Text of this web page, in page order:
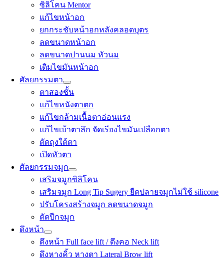
ซิลิโคน Mentor
แก้ไขหน้าอก
ยกกระชับหน้าอกหลังคลอดบุตร
ลดขนาดหน้าอก
ลดขนาดปานนม หัวนม
เติมไขมันหน้าอก
ศัลยกรรมตา
ตาสองชั้น
แก้ไขหนังตาตก
แก้ไขกล้ามเนื้อตาอ่อนแรง
แก้ไขเบ้าตาลึก จัดเรียงไขมันเปลือกตา
ตัดถุงใต้ตา
เปิดหัวตา
ศัลยกรรมจมูก
เสริมจมูกซิลิโคน
เสริมจมูก Long Tip Sugery ยืดปลายจมูกไม่ใช้ silicone
ปรับโครงสร้างจมูก ลดขนาดจมูก
ตัดปีกจมูก
ดึงหน้า
ดึงหน้า Full face lift / ดึงคอ Neck lift
ดึงหางคิ้ว หางตา Lateral Brow lift